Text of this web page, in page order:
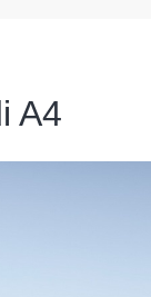
A4